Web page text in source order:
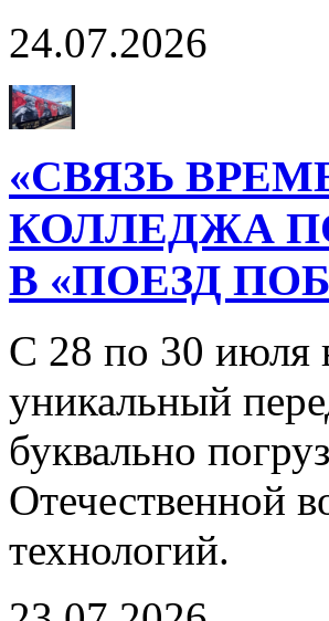
24.07.2026
«СВЯЗЬ
КОЛЛЕДЖА
В «ПОЕЗД
С 28 по 30 июля
уникальный
буквально
Отечественной
технологий.